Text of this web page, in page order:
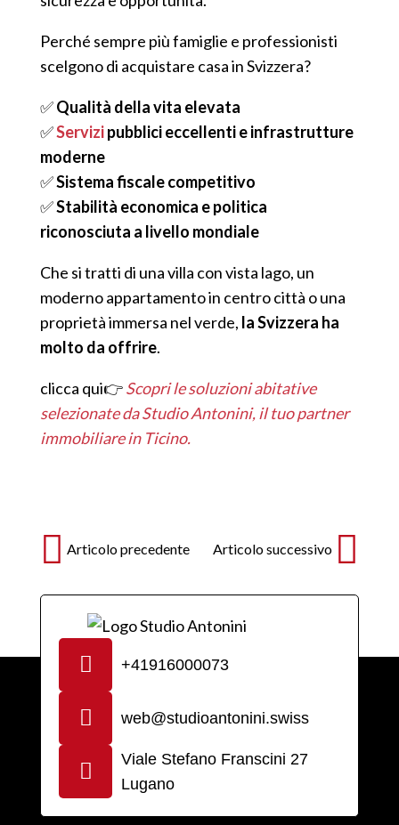
Perché sempre più famiglie e professionisti
scelgono di acquistare casa in Svizzera?
✅Qualità della vita elevata
✅Servizipubblici eccellenti e infrastrutture
moderne
✅Sistema fiscale competitivo
✅Stabilità economica e politica
riconosciuta a livello mondiale
Che si tratti di una villa con vista lago, un
moderno appartamento in centro città o una
proprietà immersa nel verde, la Svizzera ha
molto da offrire.
clicca qui👉Scopri le soluzioni abitative
selezionate da Studio Antonini, il tuo partner
immobiliare in Ticino.
Articolo precedente Articolo successivo
+41916000073
web@studioantonini.swiss
Viale Stefano Franscini 27
Lugano